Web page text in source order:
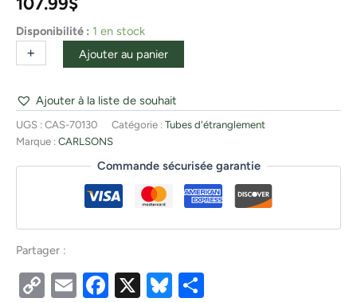
Disponibilité : 1 en stock
-
+ Ajouter au panier
Ajouter à la liste de souhait
UGS : CAS-70130 Catégorie : Tubes d'étranglement
Marque : CARLSONS
Commande sécurisée garantie
Partager :
CopyEmailFacebook
X Bluesky